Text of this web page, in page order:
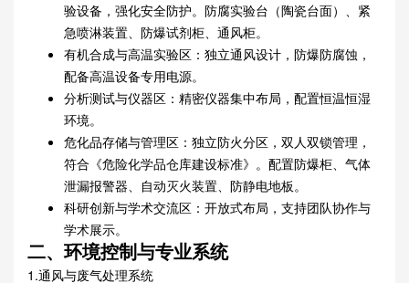
验设备，强化安全防护。防腐实验台（陶瓷台面）、紧
急喷淋装置、防爆试剂柜、通风柜。
有机合成与高温实验区：独立通风设计，防爆防腐蚀，
配备高温设备专用电源。
分析测试与仪器区：精密仪器集中布局，配置恒温恒湿
环境。
危化品存储与管理区：独立防火分区，双人双锁管理，
符合《危险化学品仓库建设标准》。配置防爆柜、气体
泄漏报警器、自动灭火装置、防静电地板。
科研创新与学术交流区：开放式布局，支持团队协作与
学术展示。
二、环境控制与专业系统
1.通风与废气处理系统